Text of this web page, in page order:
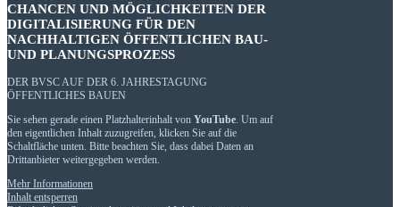
CHANCEN UND MÖGLICHKEITEN DER
DIGITALISIERUNG FÜR DEN
NACHHALTIGEN ÖFFENTLICHEN BAU-
UND PLANUNGSPROZESS
DER BVSC AUF DER 6. JAHRESTAGUNG
ÖFFENTLICHES BAUEN
Sie sehen gerade einen Platzhalterinhalt von YouTube . Um auf
den eigentlichen Inhalt zuzugreifen, klicken Sie auf die
Schaltfläche unten. Bitte beachten Sie, dass dabei Daten an
Drittanbieter weitergegeben werden.
Mehr Informationen
Inhalt entsperren